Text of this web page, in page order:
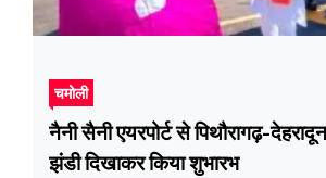
चमोली
नैनी सैनी एयरपोर्ट से पिथौरागढ़-
झंडी दिखाकर किया शुभारभ